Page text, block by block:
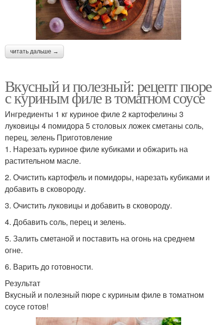
читать дальше →
Вкусный и полезный: рецепт пюре
с куриным филе в томатном соусе
Ингредиенты 1 кг куриное филе 2 картофелины 3
луковицы 4 помидора 5 столовых ложек сметаны соль,
перец, зелень Приготовление
1. Нарезать куриное филе кубиками и обжарить на
растительном масле.
2. Очистить картофель и помидоры, нарезать кубиками и
добавить в сковороду.
3. Очистить луковицы и добавить в сковороду.
4. Добавить соль, перец и зелень.
5. Залить сметаной и поставить на огонь на среднем
огне.
6. Варить до готовности.
Результат
Вкусный и полезный пюре с куриным филе в томатном
соусе готов!